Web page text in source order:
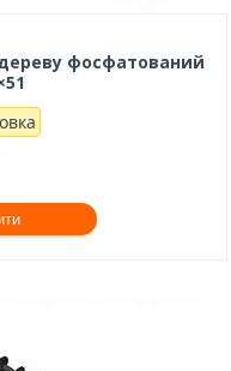
фосфатований